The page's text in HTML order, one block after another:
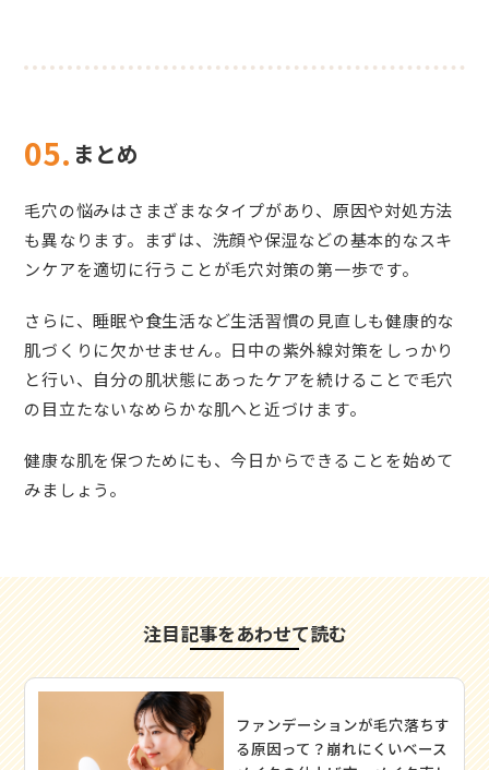
05. まとめ
毛穴の悩みはさまざまなタイプがあり、原因や対処方法
も異なります。まずは、洗顔や保湿などの基本的なスキ
ンケアを適切に行うことが毛穴対策の第一歩です。
さらに、睡眠や食生活など生活習慣の見直しも健康的な
肌づくりに欠かせません。日中の紫外線対策をしっかり
と行い、自分の肌状態にあったケアを続けることで毛穴
の目立たないなめらかな肌へと近づけます。
健康な肌を保つためにも、今日からできることを始めて
みましょう。
注目記事をあわせて読む
ファンデーションが毛穴落ちす
る原因って？崩れにくいベース